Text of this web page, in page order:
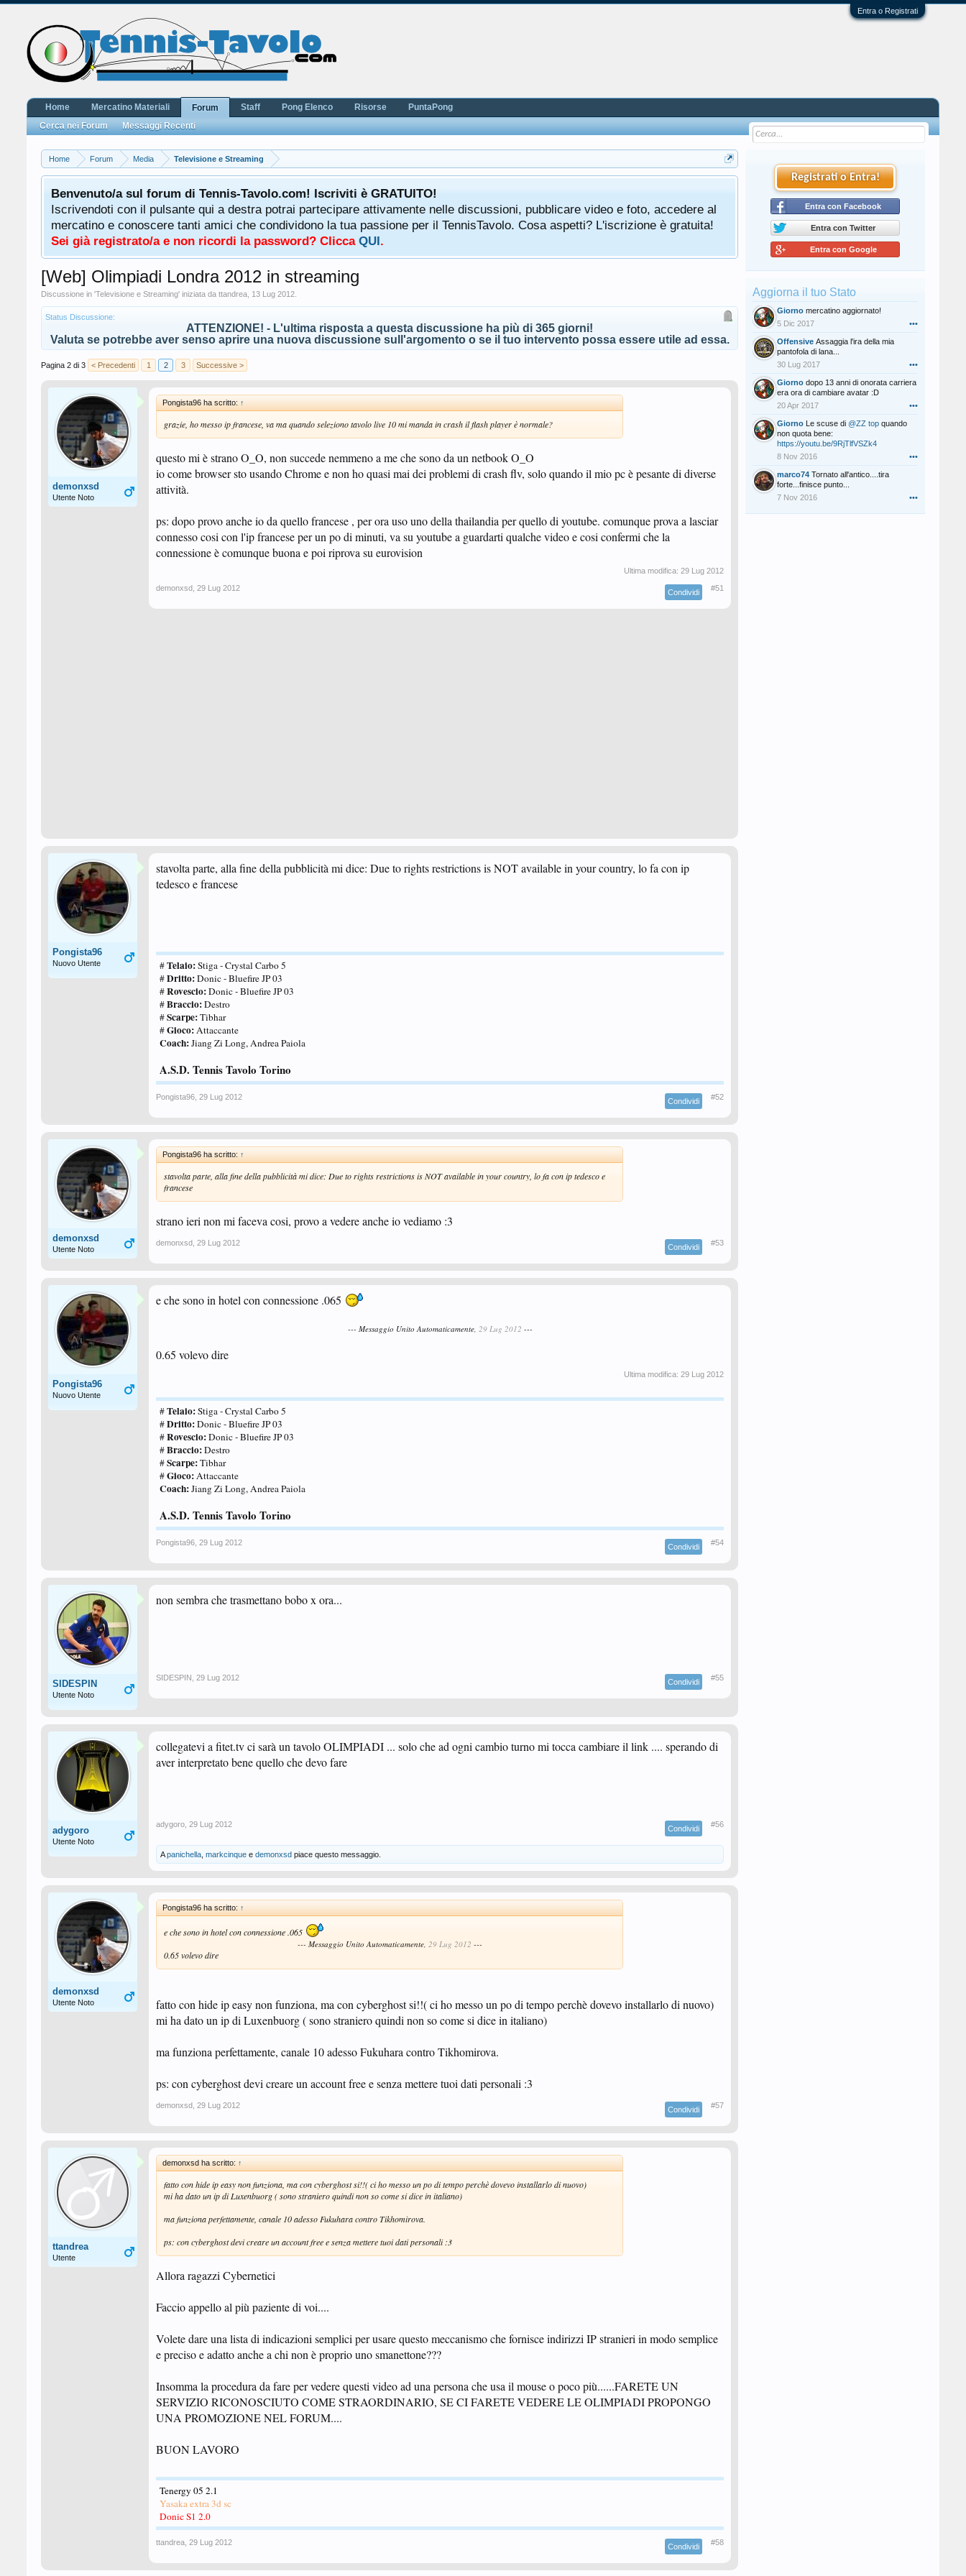
Entra o Registrati
Home Forum Media Televisione e Streaming
Benvenuto/a sul forum di Tennis-Tavolo.com! Iscriviti è GRATUITO!
Iscrivendoti con il pulsante qui a destra potrai partecipare attivamente nelle discussioni, pubblicare video e foto, accedere al
mercatino e conoscere tanti amici che condividono la tua passione per il TennisTavolo. Cosa aspetti? L'iscrizione è gratuita!
Sei già registrato/a e non ricordi la password? Clicca QUI.
[Web] Olimpiadi Londra 2012 in streaming
Discussione in 'Televisione e Streaming' iniziata da ttandrea 13 Lug 2012
Status Discussione:
ATTENZIONE! - L'ultima risposta a questa discussione ha più di 365 giorni!
Valuta se potrebbe aver senso aprire una nuova discussione sull'argomento o se il tuo intervento possa essere utile ad essa.
Pagina 2 di 3 < Precedenti 1 2 3 Successive >
demonxsd
Utente Noto
Pongista96 ha scritto: ↑
grazie, ho messo ip francese, va ma quando seleziono tavolo live 10 mi manda in crash il flash player è normale?
questo mi è strano O_O, non succede nemmeno a me che sono da un netbook O_O
io come browser sto usando Chrome e non ho quasi mai dei problemi di crash flv, solo quando il mio pc è pesante di diverse
attività.
ps: dopo provo anche io da quello francese , per ora uso uno della thailandia per quello di youtube. comunque prova a lasciar
connesso cosi con l'ip francese per un po di minuti, va su youtube a guardarti qualche video e cosi confermi che la
connessione è comunque buona e poi riprova su eurovision
Ultima modifica: 29 Lug 2012
demonxsd 29 Lug 2012 Condividi #51
Pongista96
Nuovo Utente
stavolta parte, alla fine della pubblicità mi dice: Due to rights restrictions is NOT available in your country, lo fa con ip
tedesco e francese
#Telaio:Stiga - Crystal Carbo 5
#Dritto:Donic - Bluefire JP 03
#Rovescio:Donic - Bluefire JP 03
#Braccio:Destro
#Scarpe:Tibhar
#Gioco:Attaccante
Coach:Jiang Zi Long, Andrea Paiola
A.S.D. Tennis Tavolo Torino
Pongista96 29 Lug 2012 Condividi #52
demonxsd
Utente Noto
Pongista96 ha scritto: ↑
stavolta parte, alla fine della pubblicità mi dice: Due to rights restrictions is NOT available in your country, lo fa con ip tedesco e
francese
strano ieri non mi faceva cosi, provo a vedere anche io vediamo :3
demonxsd 29 Lug 2012 Condividi #53
Pongista96
Nuovo Utente
e che sono in hotel con connessione .065
--- Messaggio Unito Automaticamente, 29 Lug 2012 ---
0.65 volevo dire
Ultima modifica: 29 Lug 2012
#Telaio:Stiga - Crystal Carbo 5
#Dritto:Donic - Bluefire JP 03
#Rovescio:Donic - Bluefire JP 03
#Braccio:Destro
#Scarpe:Tibhar
#Gioco:Attaccante
Coach:Jiang Zi Long, Andrea Paiola
A.S.D. Tennis Tavolo Torino
Pongista96 29 Lug 2012 Condividi #54
SIDESPIN
Utente Noto
non sembra che trasmettano bobo x ora...
SIDESPIN 29 Lug 2012 Condividi #55
adygoro
Utente Noto
collegatevi a fitet.tv ci sarà un tavolo OLIMPIADI ... solo che ad ogni cambio turno mi tocca cambiare il link .... sperando di
aver interpretato bene quello che devo fare
adygoro 29 Lug 2012 Condividi #56
Apanichella markcinque e demonxsd piace questo messaggio.
demonxsd
Utente Noto
Pongista96 ha scritto: ↑
e che sono in hotel con connessione .065
--- Messaggio Unito Automaticamente, 29 Lug 2012 ---
0.65 volevo dire
fatto con hide ip easy non funziona, ma con cyberghost si!!( ci ho messo un po di tempo perchè dovevo installarlo di nuovo)
mi ha dato un ip di Luxenbuorg ( sono straniero quindi non so come si dice in italiano)
ma funziona perfettamente, canale 10 adesso Fukuhara contro Tikhomirova.
ps: con cyberghost devi creare un account free e senza mettere tuoi dati personali :3
demonxsd 29 Lug 2012 Condividi #57
ttandrea
Utente
demonxsd ha scritto: ↑
fatto con hide ip easy non funziona, ma con cyberghost si!!( ci ho messo un po di tempo perchè dovevo installarlo di nuovo)
mi ha dato un ip di Luxenbuorg ( sono straniero quindi non so come si dice in italiano)
ma funziona perfettamente, canale 10 adesso Fukuhara contro Tikhomirova.
ps: con cyberghost devi creare un account free e senza mettere tuoi dati personali :3
Allora ragazzi Cybernetici
Faccio appello al più paziente di voi....
Volete dare una lista di indicazioni semplici per usare questo meccanismo che fornisce indirizzi IP stranieri in modo semplice
e preciso e adatto anche a chi non è proprio uno smanettone???
Insomma la procedura da fare per vedere questi video ad una persona che usa il mouse o poco più......FARETE UN
SERVIZIO RICONOSCIUTO COME STRAORDINARIO, SE CI FARETE VEDERE LE OLIMPIADI PROPONGO
UNA PROMOZIONE NEL FORUM....
BUON LAVORO
Tenergy 05 2.1
Yasaka extra 3d sc
Donic S1 2.0
ttandrea 29 Lug 2012 Condividi #58
Registrati o Entra!
Entra con Facebook
Entra con Twitter
Entra con Google
Aggiorna il tuo Stato
Giorno mercatino aggiornato!
5 Dic 2017
•••
Offensive Assaggia l'ira della mia
pantofola di lana...
30 Lug 2017
•••
Giorno dopo 13 anni di onorata carriera
era ora di cambiare avatar :D
20 Apr 2017
•••
Giorno Le scuse di @ZZ top quando
non quota bene:
https://youtu.be/9RjTlfVSZk4
8 Nov 2016
•••
marco74 Tornato all'antico....tira
forte...finisce punto...
7 Nov 2016
•••
Home Mercatino Materiali
Forum
Cerca nei Forum
Messaggi Recenti
Staff Pong Elenco Risorse PuntaPong